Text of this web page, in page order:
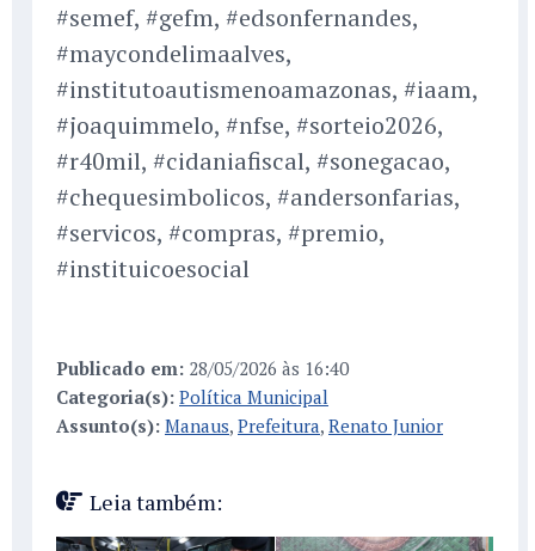
#semef, #gefm, #edsonfernandes,
#maycondelimaalves,
#institutoautismenoamazonas, #iaam,
#joaquimmelo, #nfse, #sorteio2026,
#r40mil, #cidaniafiscal, #sonegacao,
#chequesimbolicos, #andersonfarias,
#servicos, #compras, #premio,
#instituicoesocial
Publicado em: 28/05/2026 às 16:40
Categoria(s): Política Municipal
Assunto(s): Manaus, Prefeitura, Renato Junior
Leia também: